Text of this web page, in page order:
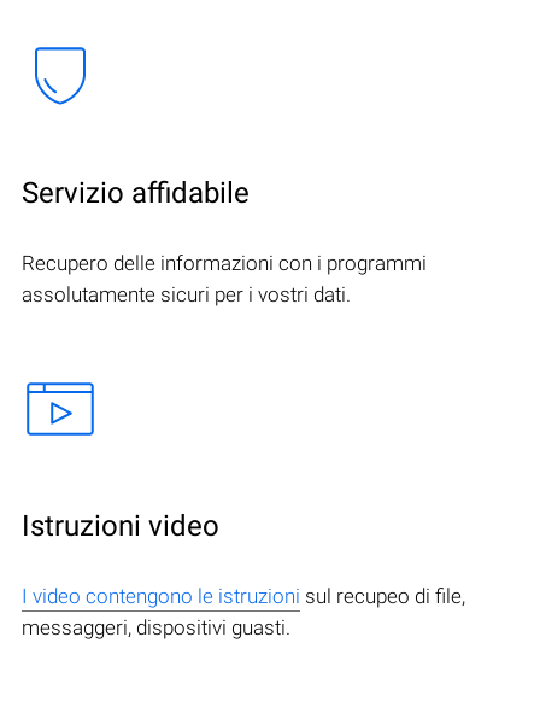
Servizio affidabile
Recupero delle informazioni con i programmi
assolutamente sicuri per i vostri dati.
Istruzioni video
I video contengono le istruzioni sul recupeo di file,
messaggeri, dispositivi guasti.